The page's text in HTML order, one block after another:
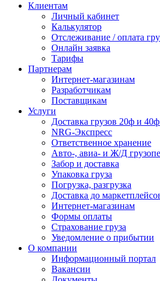
Клиентам
Личный кабинет
Калькулятор
Отслеживание / оплата
Онлайн заявка
Тарифы
Партнерам
Интернет-магазинам
Разработчикам
Поставщикам
Услуги
Доставка грузов 20ф и
NRG-Экспресс
Ответственное хранение
Авто-, авиа- и Ж/Д
Забор и доставка
Упаковка груза
Погрузка, разгрузка
Доставка до
Интернет-магазинам
Формы оплаты
Страхование груза
Уведомление о прибытии
О компании
Информационный портал
Вакансии